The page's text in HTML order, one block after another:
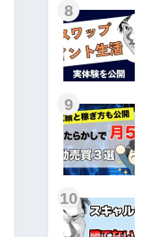
8
9
10